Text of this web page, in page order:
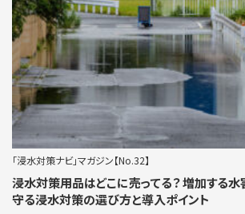
「浸水対策ナビ」マガジン【No.11】
助成金を活用して、今こそ浸水対策！ 「防水
をご紹介。